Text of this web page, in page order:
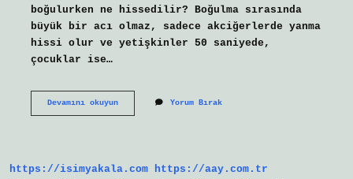
boğulurken ne hissedilir? Boğulma sırasında
büyük bir acı olmaz, sadece akciğerlerde yanma
hissi olur ve yetişkinler 50 saniyede,
çocuklar ise…
Devamını okuyunBoğulan
Yorum Bırak
https://isimyakala.com https://aay.com.tr